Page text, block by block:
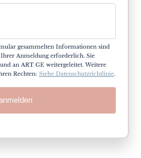
gesammelten Informationen sind
Anmeldung erforderlich. Sie
an ART GE weitergeleitet. Weitere
Rechten: Siehe Datenschutzrichtlinie